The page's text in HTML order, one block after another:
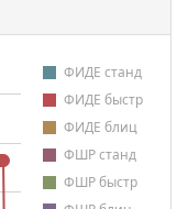
ФИДЕ станд
ФИДЕ быстр
ФИДЕ блиц
ФШР станд
ФШР быстр